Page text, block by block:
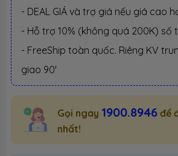
- DEAL GIÁ và trợ giá nếu giá cao
- Hỗ trợ 10% (không quá 200K) số
- FreeShip toàn quốc. Riêng KV
giao 90'
Gọi ngay 1900.8946 để
nhất!